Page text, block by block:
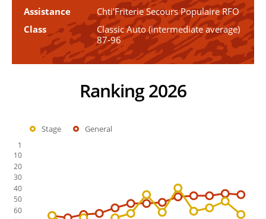
Assistance
Chti’Friterie Secours Populaire RFO
Class
Classic Auto (intermediate average)
87-96
Ranking 2026
Stage General